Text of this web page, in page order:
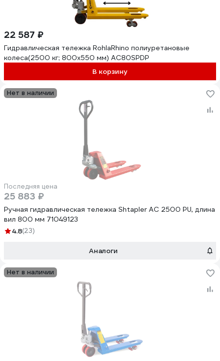
22 587 ₽
Гидравлическая тележка RohlaRhino полиуретановые
колеса(2500 кг; 800x550 мм) АС80SPDP
В корзину
Нет в наличии
Последняя цена
25 883 ₽
Ручная гидравлическая тележка Shtapler AC 2500 PU, длина
вил 800 мм 71049123
4.8(23)
Аналоги
Нет в наличии